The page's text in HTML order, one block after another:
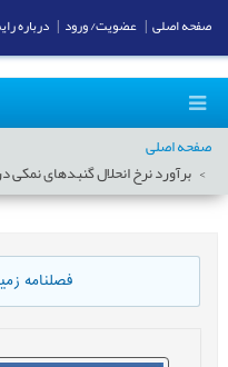
صفحه اصلی
برآورد نرخ انحلال گنبدهای نمکی
فصلنامه
صفحه اصلی عضویت/ ورود درباره